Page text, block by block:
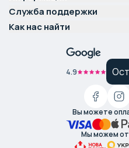
Служба поддержки
Как нас найти
4.9
Вы можете
Мы можем